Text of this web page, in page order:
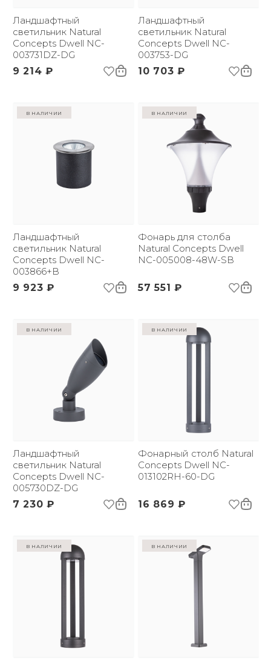
Ландшафтный
светильник Natural
Concepts Dwell NC-
003731DZ-DG
9 214 ₽
Ландшафтный
светильник Natural
Concepts Dwell NC-
003753-DG
10 703 ₽
в наличии
Ландшафтный
светильник Natural
Concepts Dwell NC-
003866+B
9 923 ₽
в наличии
Фонарь для столба
Natural Concepts Dwell
NC-005008-48W-SB
57 551 ₽
в наличии
Ландшафтный
светильник Natural
Concepts Dwell NC-
005730DZ-DG
7 230 ₽
в наличии
Фонарный столб Natural
Concepts Dwell NC-
013102RH-60-DG
16 869 ₽
в наличии в наличии